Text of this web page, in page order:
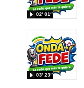
02′ 01″
03′ 23″